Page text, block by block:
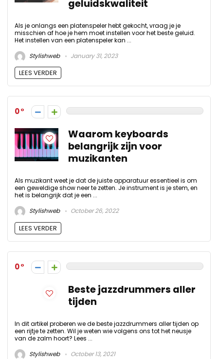
geluidskwaliteit
Als je onlangs een platenspeler hebt gekocht, vraag je je
misschien af hoe je hem moet instellen voor het beste geluid.
Het instellen van een platenspeler kan ...
Stylishweb
January 31, 2023
LEES VERDER
0
Waarom keyboards
belangrijk zijn voor
muzikanten
Als muzikant weet je dat de juiste apparatuur essentieel is om
een geweldige show neer te zetten. Je instrument is je stem, en
het is belangrijk dat je een ...
Stylishweb
October 26, 2022
LEES VERDER
0
Beste jazzdrummers aller
tijden
In dit artikel proberen we de beste jazzdrummers aller tijden op
een rijtje te zetten. Wil je weten wie volgens ons tot het neusje
van de zalm hoort? Lees ...
Stylishweb
October 13, 2021